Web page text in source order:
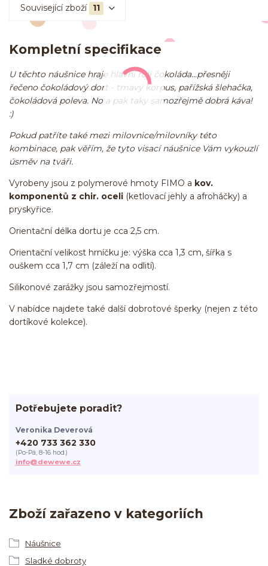
Související zboží 11
Kompletní specifikace
U těchto náušnice hraje hlavní roli čokoláda...přesněji
řečeno čokoládový dort - tmavý korpus, pařížská šlehačka,
čokoládová poleva. No a pak taky samozřejmě dobrá káva!
:)
Pokud patříte také mezi milovnice/milovníky této
kombinace, pak věřím, že tyto visací náušnice Vám vykouzlí
úsměv na tváři.
Vyrobeny jsou z polymerové hmoty FIMO a kov.
komponentů z chir. oceli (ketlovací jehly a afroháčky) a
pryskyřice.
Orientační délka dortu je cca 2,5 cm.
Orientační velikost hrníčku je: výška cca 1,3 cm, šířka s
ouškem cca 1,7 cm (záleží na odlití).
Silikonové zarážky jsou samozřejmostí.
V nabídce najdete také další dobrotové šperky (nejen z této
dortíkové kolekce).
Zboží zařazeno v kategoriích
Náušnice
Sladké dobroty
Potřebujete poradit?
Veronika Deverová
+420 733 362 330
(Po-Pá, 8-16 hod.)
info@dewewe.cz